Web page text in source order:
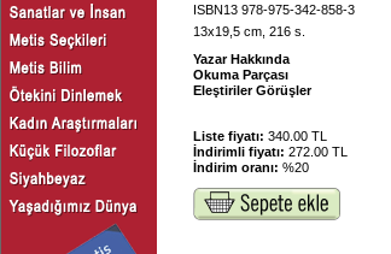
ISBN13 978-975-342-858-3
13x19,5 cm, 216 s.
Yazar Hakkında
Okuma Parçası
Eleştiriler Görüşler
Liste fiyatı: 340.00 TL
İndirimli fiyatı: 272.00 TL
İndirim oranı: %20